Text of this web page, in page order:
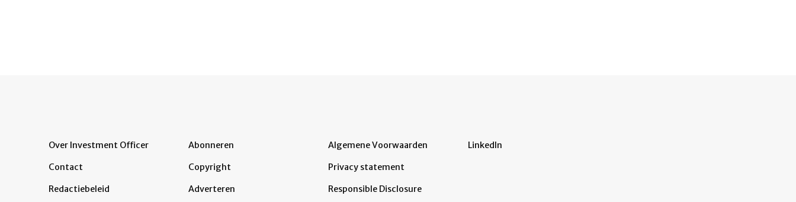
Over Investment Officer
Contact
Redactiebeleid
Abonneren
Copyright
Adverteren
Algemene Voorwaarden
Privacy statement
Responsible Disclosure
LinkedIn